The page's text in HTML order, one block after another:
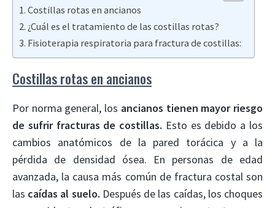
Costillas rotas en ancianos
¿Cuál es el tratamiento de las costillas rotas?
Fisioterapia respiratoria para fractura de costillas:
Costillas rotas en ancianos
Por norma general, los ancianos tienen mayor riesgo
de sufrir fracturas de costillas. Esto es debido a los
cambios anatómicos de la pared torácica y a la
pérdida de densidad ósea. En personas de edad
avanzada, la causa más común de fractura costal son
las caídas al suelo. Después de las caídas, los choques